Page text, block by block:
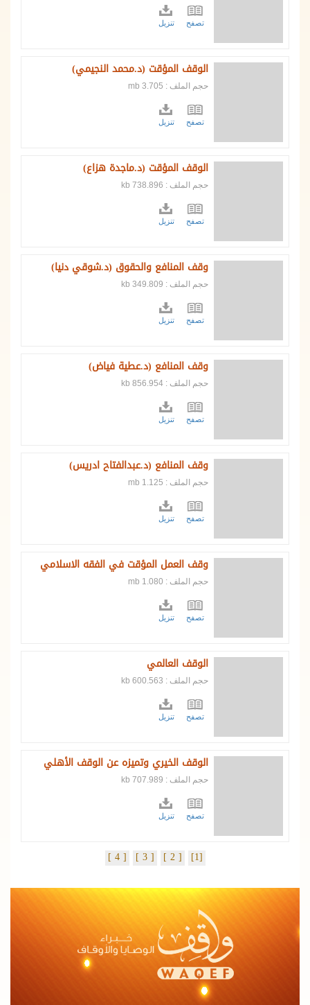
تصفح تنزيل
الوقف المؤقت (د.محمد النجيمي)
حجم الملف : 3.705 mb
تصفح تنزيل
الوقف المؤقت (د.ماجدة هزاع)
حجم الملف : 738.896 kb
تصفح تنزيل
وقف المنافع والحقوق (د.شوقي دنيا)
حجم الملف : 349.809 kb
تصفح تنزيل
وقف المنافع (د.عطية فياض)
حجم الملف : 856.954 kb
تصفح تنزيل
وقف المنافع (د.عبدالفتاح ادريس)
حجم الملف : 1.125 mb
تصفح تنزيل
وقف العمل المؤقت في الفقه الاسلامي
حجم الملف : 1.080 mb
تصفح تنزيل
الوقف العالمي
حجم الملف : 600.563 kb
تصفح تنزيل
الوقف الخيري وتميزه عن الوقف الأهلي
حجم الملف : 707.989 kb
تصفح تنزيل
[1]
[ 2 ]
[ 3 ]
[ 4 ]